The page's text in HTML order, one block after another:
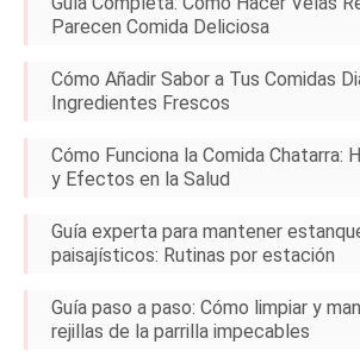
Parecen Comida Deliciosa
Cómo Añadir Sabor a Tus Comidas
Ingredientes Frescos
Cómo Funciona la Comida Chatarra:
y Efectos en la Salud
Guía experta para mantener
paisajísticos: Rutinas por estación
Guía paso a paso: Cómo limpiar y
rejillas de la parrilla impecables